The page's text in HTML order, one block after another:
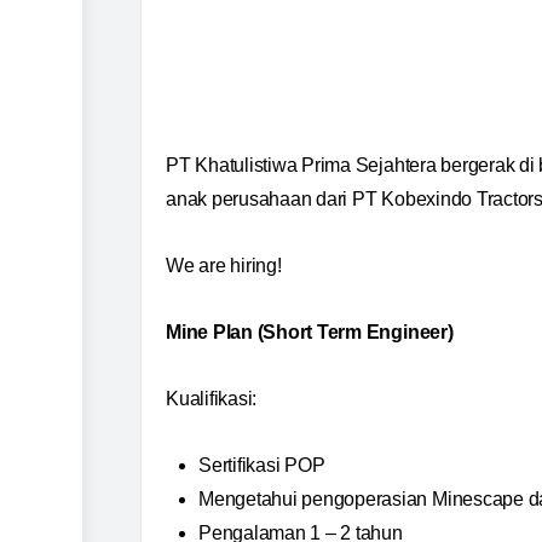
PT Khatulistiwa Prima Sejahtera bergerak
anak perusahaan dari PT Kobexindo
We are hiring!
Mine Plan (Short Term Engineer)
Kualifikasi:
Sertifikasi POP
Mengetahui pengoperasian Minescape
Pengalaman 1 – 2 tahun